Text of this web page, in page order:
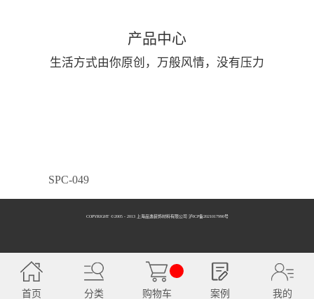
产品中心
生活方式由你原创，万般风情，没有压力
SPC-049
SPC-050
COPYRIGHT ©2005 - 2013 上海品逸装饰材料有限公司 泸ICP备2021017990号
首页 分类 购物车 案例 我的